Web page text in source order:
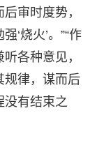
审时度势，
‘烧火’。”“作
各种意见，
规律，谋而后
没有结束之